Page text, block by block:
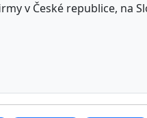
v České republice, na